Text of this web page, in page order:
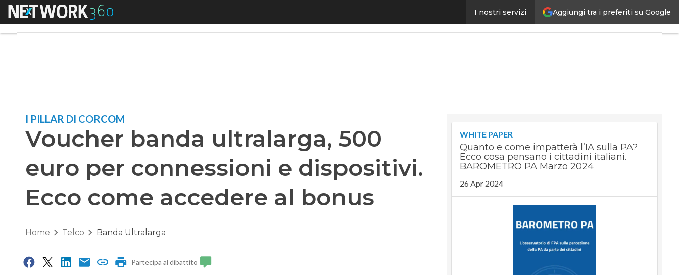
Aggiungi tra i preferiti su Google
I nostri servizi
Menu Voucher banda ultralarga, 500 euro per connessioni e dispositivi. Ecco come accedere al bonusUltimi
articoli
Digital
artificiale
Videointerviste
Le
Podcast
I PILLAR DI CORCOM
Voucher banda ultralarga, 500
euro per connessioni e dispositivi.
Ecco come accedere al bonus
Home Telco Banda Ultralarga
Partecipa al dibattito
WHITE PAPER
Quanto e come impatterà l’IA sulla PA?
Ecco cosa pensano i cittadini italiani.
BAROMETRO PA Marzo 2024
26 Apr 2024